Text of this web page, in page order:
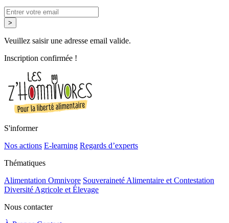
>
Veuillez saisir une adresse email valide.
Inscription confirmée !
S'informer
Nos actions E-learning Regards d’experts
Thématiques
Alimentation Omnivore Souveraineté Alimentaire et Contestation
Diversité Agricole et Élevage
Nous contacter